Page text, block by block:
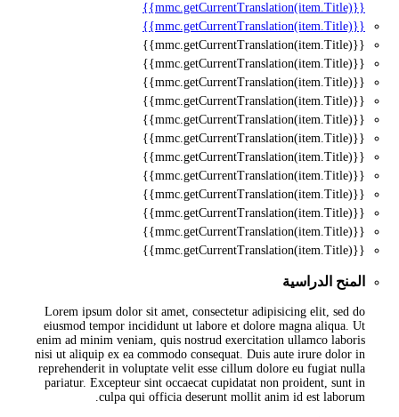
{{mmc.getCurrentTranslation(item.Title)}}
{{mmc.getCurrentTranslation(item.Title)}}
{{mmc.getCurrentTranslation(item.Title)}}
{{mmc.getCurrentTranslation(item.Title)}}
{{mmc.getCurrentTranslation(item.Title)}}
{{mmc.getCurrentTranslation(item.Title)}}
{{mmc.getCurrentTranslation(item.Title)}}
{{mmc.getCurrentTranslation(item.Title)}}
{{mmc.getCurrentTranslation(item.Title)}}
{{mmc.getCurrentTranslation(item.Title)}}
{{mmc.getCurrentTranslation(item.Title)}}
{{mmc.getCurrentTranslation(item.Title)}}
{{mmc.getCurrentTranslation(item.Title)}}
{{mmc.getCurrentTranslation(item.Title)}}
المنح الدراسية
Lorem ipsum dolor sit amet, consectetur adipisicing elit, sed do
eiusmod tempor incididunt ut labore et dolore magna aliqua. Ut
enim ad minim veniam, quis nostrud exercitation ullamco laboris
nisi ut aliquip ex ea commodo consequat. Duis aute irure dolor in
reprehenderit in voluptate velit esse cillum dolore eu fugiat nulla
pariatur. Excepteur sint occaecat cupidatat non proident, sunt in
culpa qui officia deserunt mollit anim id est laborum.